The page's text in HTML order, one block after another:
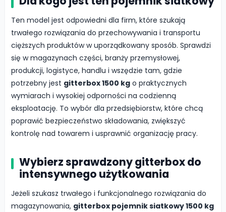
Ten model jest odpowiedni dla firm, które szukają
trwałego rozwiązania do przechowywania i transportu
cięższych produktów w uporządkowany sposób. Sprawdzi
się w magazynach części, branży przemysłowej,
produkcji, logistyce, handlu i wszędzie tam, gdzie
potrzebny jest gitterbox 1500 kg o praktycznych
wymiarach i wysokiej odporności na codzienną
eksploatację. To wybór dla przedsiębiorstw, które chcą
poprawić bezpieczeństwo składowania, zwiększyć
kontrolę nad towarem i usprawnić organizację pracy.
Wybierz sprawdzony gitterbox do
intensywnego użytkowania
Jeżeli szukasz trwałego i funkcjonalnego rozwiązania do
magazynowania, gitterbox pojemnik siatkowy 1500 kg